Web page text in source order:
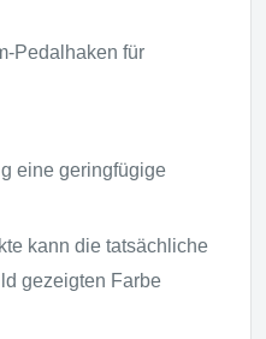
Pedalhaken für
eine geringfügige
kann die tatsächliche
gezeigten Farbe